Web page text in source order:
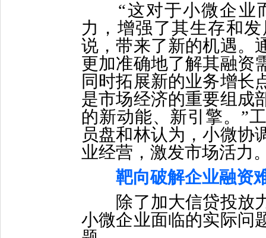
“这对于小微企业
力，增强了其生存和
说，带来了新的机遇。
更加准确地了解其融资
同时拓展新的业务增长
是市场经济的重要组成
的新动能、新引擎。”
员盘和林认为，小微协
业经营，激发市场活力
靶向破解企业融资
除了加大信贷投放力
小微企业面临的实际问